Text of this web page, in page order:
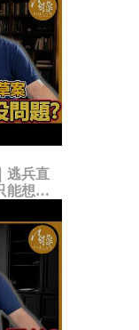
逃兵直
能想到